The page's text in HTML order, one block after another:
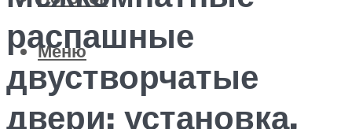
Меню
распашные
двустворчатые
двери: установка,